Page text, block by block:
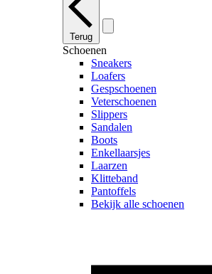
Terug
Schoenen
Sneakers
Loafers
Gespschoenen
Veterschoenen
Slippers
Sandalen
Boots
Enkellaarsjes
Laarzen
Klitteband
Pantoffels
Bekijk alle schoenen